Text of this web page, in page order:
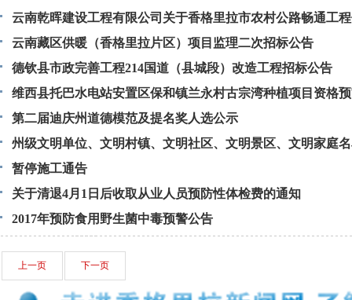
清理结算的公告
云南乾晖建设工程有限公司关于香格里拉市农村公路畅通工
结算的公告
云南藏区供暖（香格里拉片区）项目监理二次招标公告
德钦县市政完善工程214国道（县城段）改造工程招标公告
维西县托巴水电站安置区保和镇兰永村古宗湾种植项目资格
第二届迪庆州道德模范及提名奖人选公示
州级文明单位、文明村镇、文明社区、文明景区、文明家庭
暂停施工通告
关于清退4月1日后收取从业人员预防性体检费的通知
2017年预防食用野生菌中毒预警公告
上一页 下一页